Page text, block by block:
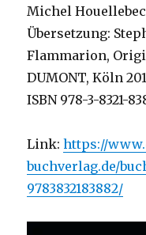
Michel
Übersetzung:
Flammarion,
DUMONT, Köln
ISBN 978-3-8321-
Link:https://
buchverlag.de/
9783832183882/